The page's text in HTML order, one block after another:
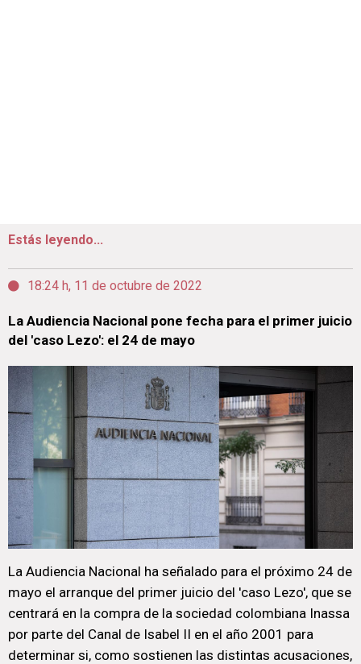
Estás leyendo...
18:24 h, 11 de octubre de 2022
La Audiencia Nacional pone fecha para el primer juicio
del 'caso Lezo': el 24 de mayo
La Audiencia Nacional ha señalado para el próximo 24 de
mayo el arranque del primer juicio del 'caso Lezo', que se
centrará en la compra de la sociedad colombiana Inassa
por parte del Canal de Isabel II en el año 2001 para
determinar si, como sostienen las distintas acusaciones,